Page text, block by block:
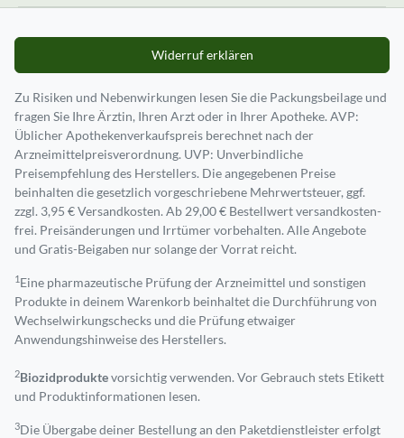
Widerruf erklären
Zu Risiken und Nebenwirkungen lesen Sie die Packungsbeilage und
fragen Sie Ihre Ärztin, Ihren Arzt oder in Ihrer Apotheke. AVP:
Üblicher Apothekenverkaufspreis berechnet nach der
Arzneimittelpreisverordnung. UVP: Unverbindliche
Preisempfehlung des Herstellers. Die angegebenen Preise
beinhalten die gesetzlich vorgeschriebene Mehrwertsteuer, ggf.
zzgl. 3,95 € Versandkosten. Ab 29,00 € Bestell­wert versand­kosten­
frei. Preisänderungen und Irrtümer vorbehalten. Alle Angebote
und Gratis-Beigaben nur solange der Vorrat reicht.
1Eine pharmazeutische Prüfung der Arzneimittel und sonstigen
Produkte in deinem Warenkorb beinhaltet die Durchführung von
Wechselwirkungschecks und die Prüfung etwaiger
Anwendungshinweise des Herstellers.
2Biozidproduktevorsichtig verwenden. Vor Gebrauch stets Etikett
und Produktinformationen lesen.
3Die Übergabe deiner Bestellung an den Paketdienstleister erfolgt